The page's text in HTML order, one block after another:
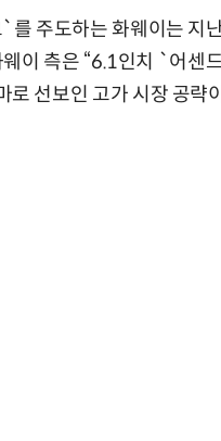
주도하는 화웨이는 지
이 측은 “6.1인치 `어센
로 선보인 고가 시장 공략